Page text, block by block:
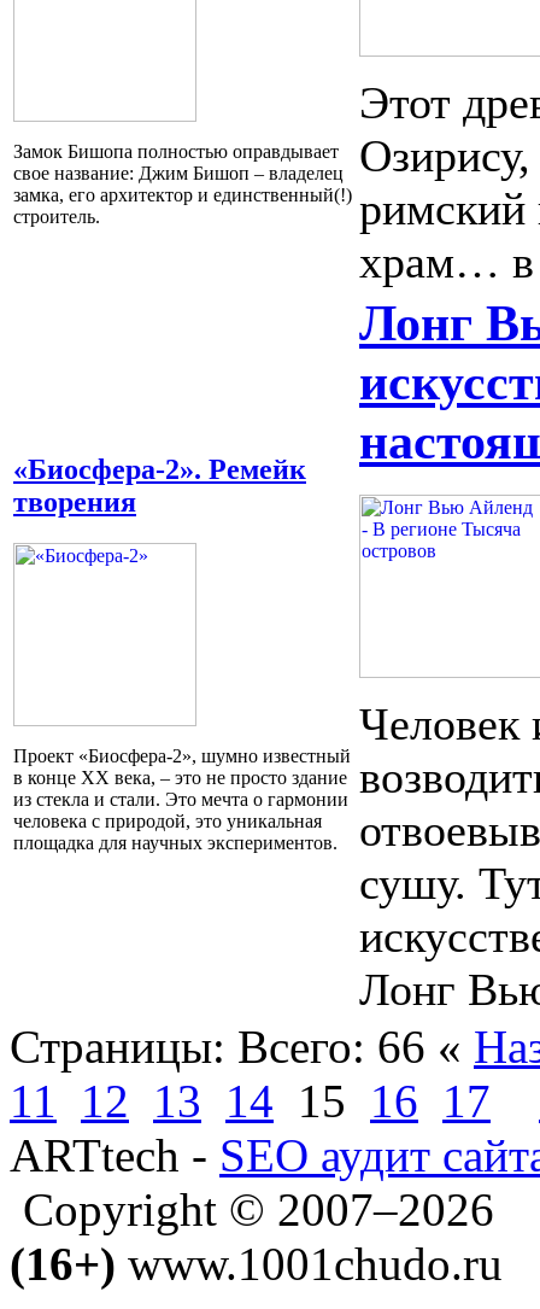
Замок Бишопа полностью оправдывает
свое название: Джим Бишоп – владелец
замка, его архитектор и единственный(!)
строитель.
Этот
римский
храм…
«Биосфера-2». Ремейк
творения
Проект «Биосфера-2», шумно известный
в конце XX века, – это не просто здание
из стекла и стали. Это мечта о гармонии
человека с природой, это уникальная
площадка для научных экспериментов.
Лонг
Человек
сушу.
Лонг
Страницы: Всего: 66 «
11
12 13 14 15 16 17
ARTtech - SEO аудит
Copyright © 2007–2026
(16+) www.1001chudo.ru